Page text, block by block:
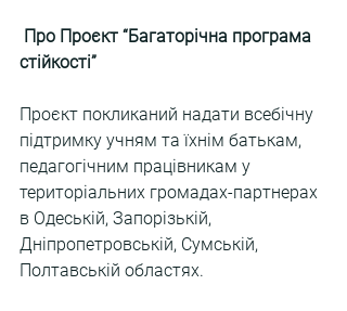
Про Проєкт “Багаторічна програма
стійкості”
Проєкт покликаний надати всебічну
підтримку учням та їхнім батькам,
педагогічним працівникам у
територіальних громадах-партнерах
в Одеській, Запорізькій,
Дніпропетровській, Сумській,
Полтавській областях.